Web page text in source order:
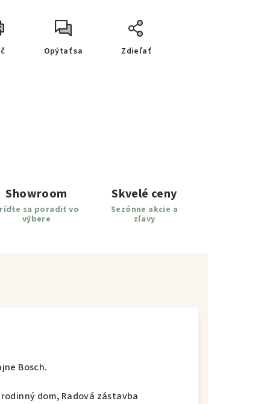
Opýtať sa Zdieľať
Showroom
sa poradiť vo
výbere
Skvelé ceny
Sezónne akcie a
zľavy
Bosch.
dom, Radová zástavba